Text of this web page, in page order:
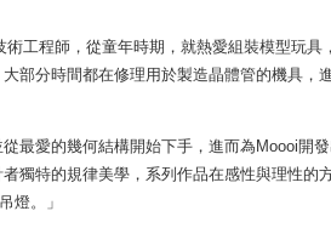
工程師，從童年時期，就熱愛組裝模型玩
部分時間都在修理用於製造晶體管的機具，
最愛的幾何結構開始下手，進而為Moooi開
獨特的規律美學，系列作品在感性與理性的
燈。」